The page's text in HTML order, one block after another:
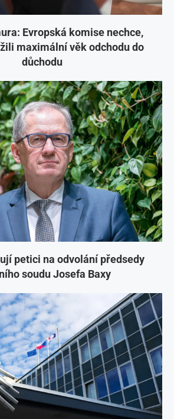
Evropská komise nechce,
maximální věk odchodu do
důchodu
petici na odvolání předsedy
soudu Josefa Baxy